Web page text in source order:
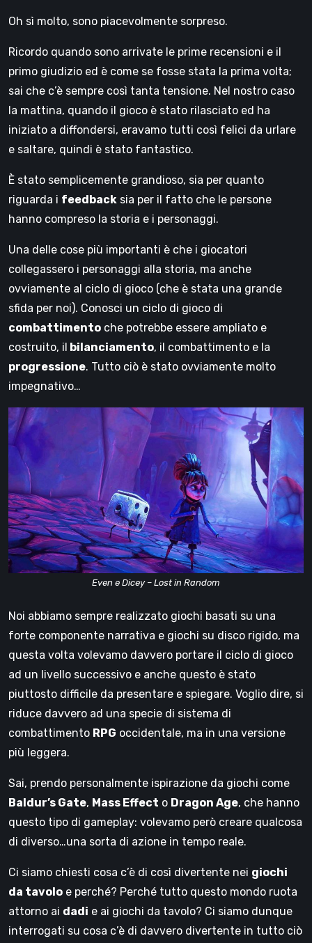
Oh sì molto, sono piacevolmente sorpreso.
Ricordo quando sono arrivate le prime recensioni e il
primo giudizio ed è come se fosse stata la prima volta;
sai che c’è sempre così tanta tensione. Nel nostro caso
la mattina, quando il gioco è stato rilasciato ed ha
iniziato a diffondersi, eravamo tutti così felici da urlare
e saltare, quindi è stato fantastico.
È stato semplicemente grandioso, sia per quanto
riguarda i feedback sia per il fatto che le persone
hanno compreso la storia e i personaggi.
Una delle cose più importanti è che i giocatori
collegassero i personaggi alla storia, ma anche
ovviamente al ciclo di gioco (che è stata una grande
sfida per noi). Conosci un ciclo di gioco di
combattimento che potrebbe essere ampliato e
costruito, il bilanciamento, il combattimento e la
progressione. Tutto ciò è stato ovviamente molto
impegnativo…
Even e Dicey – Lost in Random
Noi abbiamo sempre realizzato giochi basati su una
forte componente narrativa e giochi su disco rigido, ma
questa volta volevamo davvero portare il ciclo di gioco
ad un livello successivo e anche questo è stato
piuttosto difficile da presentare e spiegare. Voglio dire, si
riduce davvero ad una specie di sistema di
combattimento RPG occidentale, ma in una versione
più leggera.
Sai, prendo personalmente ispirazione da giochi come
Baldur’s Gate, Mass Effect o Dragon Age, che hanno
questo tipo di gameplay: volevamo però creare qualcosa
di diverso…una sorta di azione in tempo reale.
Ci siamo chiesti cosa c’è di così divertente nei giochi
da tavolo e perché? Perché tutto questo mondo ruota
attorno ai dadi e ai giochi da tavolo? Ci siamo dunque
interrogati su cosa c’è di davvero divertente in tutto ciò